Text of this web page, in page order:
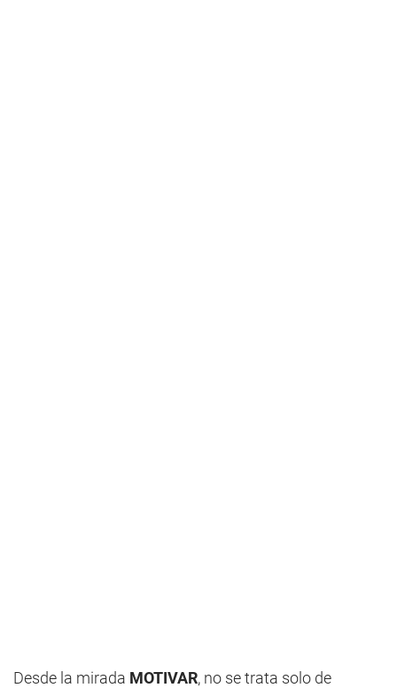
Desde la mirada MOTIVAR, no se trata solo de